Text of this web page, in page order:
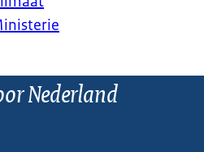
Nederland